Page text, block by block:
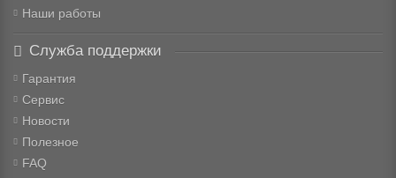
Наши работы
Служба поддержки
Гарантия
Сервис
Новости
Полезное
FAQ